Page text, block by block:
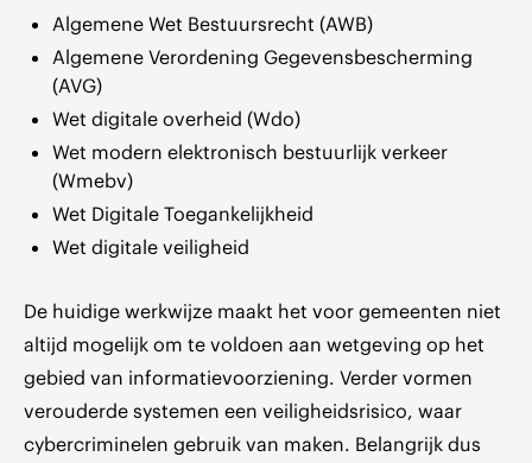
Algemene Wet Bestuursrecht (AWB)
Algemene Verordening Gegevensbescherming
(AVG)
Wet digitale overheid (Wdo)
Wet modern elektronisch bestuurlijk verkeer
(Wmebv)
Wet Digitale Toegankelijkheid
Wet digitale veiligheid
De huidige werkwijze maakt het voor gemeenten niet
altijd mogelijk om te voldoen aan wetgeving op het
gebied van informatievoorziening. Verder vormen
verouderde systemen een veiligheidsrisico, waar
cybercriminelen gebruik van maken. Belangrijk dus